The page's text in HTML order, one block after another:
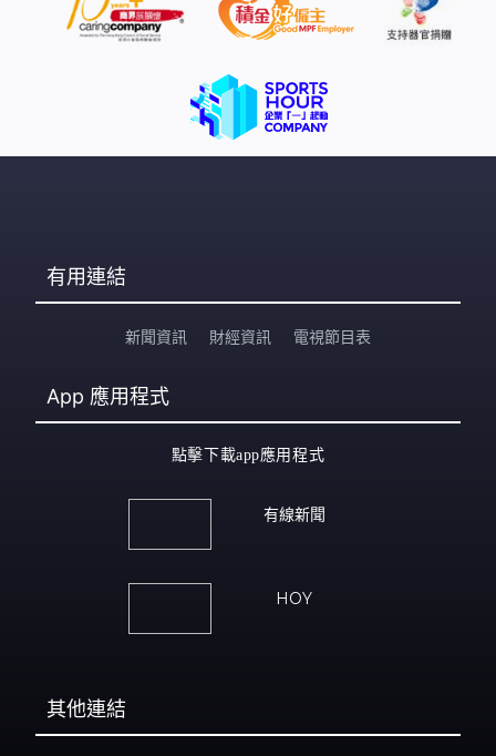
有用連結
新聞資訊 財經資訊 電視節目表
App 應用程式
點擊下載app應用程式
有線新聞
HOY
其他連結